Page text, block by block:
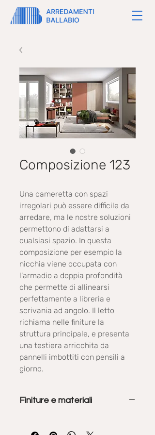
Composizione 123
Una cameretta con spazi
irregolari può essere difficile da
arredare, ma le nostre soluzioni
permettono di adattarsi a
qualsiasi spazio. In questa
composizione per esempio la
nicchia viene occupata con
l'armadio a doppia profondità
che permette di allinearsi
perfettamente a libreria e
scrivania ad angolo. Il letto
richiama nelle finiture la
struttura principale, e presenta
una testiera arricchita da
pannelli imbottiti con pensili a
giorno.
Finiture e materiali
sono disponibili in varie finiture: